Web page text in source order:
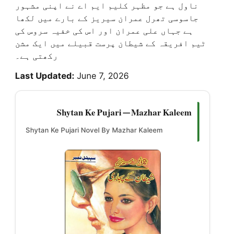
ناول ہے جو مظہر کلیم ایم اے نے اپنی مشہور
جاسوسی تھرل عمران سیریز کے بارے میں لکھا
ہے جہاں علی عمران اور اس کی خفیہ سروس کی
ٹیم افریقہ کے شیطان پرست قبیلے میں ایک مشن
رکھتی ہے۔
Last Updated: June 7, 2026
Shytan Ke Pujari — Mazhar Kaleem
Shytan Ke Pujari Novel By Mazhar Kaleem